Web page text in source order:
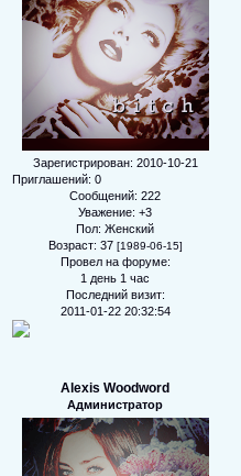
Зарегистрирован: 2010-10-21
Приглашений: 0
Сообщений: 222
Уважение: +3
Пол: Женский
Возраст: 37 [1989-06-15]
Провел на форуме:
1 день 1 час
Последний визит:
2011-01-22 20:32:54
Alexis Woodword
Администратор